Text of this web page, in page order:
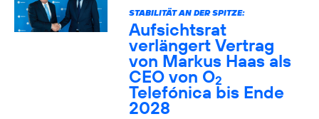
STABILITÄT AN DER SPITZE:
Aufsichtsrat
verlängert Vertrag
von Markus Haas als
CEO von O2
Telefónica bis Ende
2028